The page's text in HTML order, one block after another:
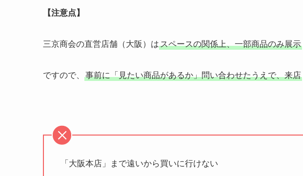
【注意点】
三京商会の直営店舗（大阪）はスペースの関係上、一部商品のみ展示
ですので、 事前に「見たい商品があるか」問い合わせたうえで、来店
「大阪本店」まで遠いから買いに行けない